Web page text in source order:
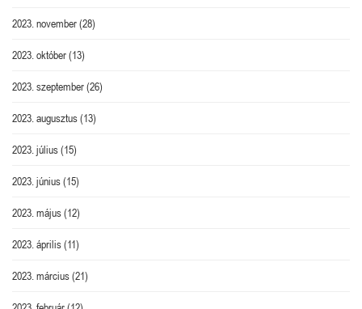
2023. november(28)
2023. október(13)
2023. szeptember(26)
2023. augusztus(13)
2023. július(15)
2023. június(15)
2023. május(12)
2023. április(11)
2023. március(21)